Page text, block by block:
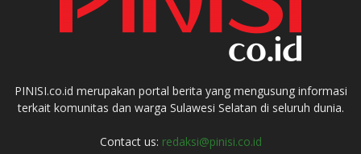
PINISI.co.id merupakan portal berita yang mengusung informasi
terkait komunitas dan warga Sulawesi Selatan di seluruh dunia.
Contact us: redaksi@pinisi.co.id